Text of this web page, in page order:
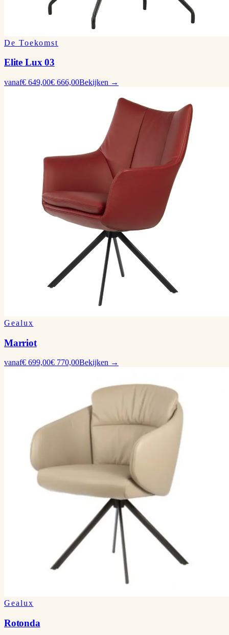
De Toekomst
Elite Lux 03
vanaf€ 649,00€ 666,00Bekijken →
Gealux
Marriot
vanaf€ 699,00€ 770,00Bekijken →
Gealux
Rotonda